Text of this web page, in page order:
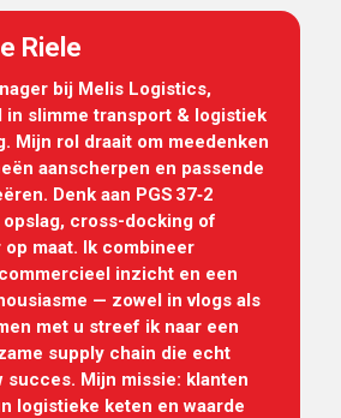
Riele
bij Melis Logistics,
in slimme transport & logistiek
Mijn rol draait om meedenken
aanscherpen en passende
Denk aan PGS 37‑2
cross-docking of
maat. Ik combineer
inzicht en een
— zowel in vlogs als
met u streef ik naar een
supply chain die echt
succes. Mijn missie: klanten
logistieke keten en waarde